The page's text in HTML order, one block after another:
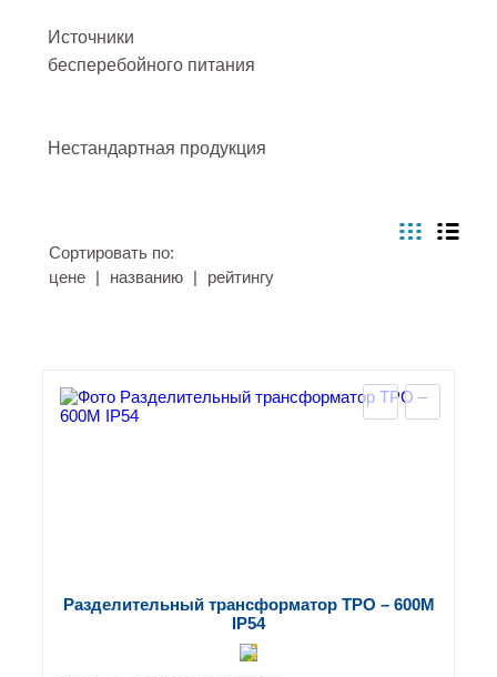
Источники
бесперебойного питания
Нестандартная продукция
Сортировать по:
цене | названию | рейтингу
Разделительный трансформатор ТРО – 600М
IP54